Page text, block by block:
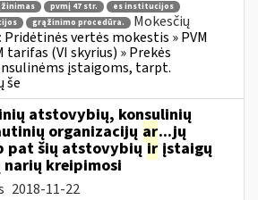
pvmį 47 str.
es institucijos
grąžinimo procedūra.
Mokesčių
Pridėtinės vertės mokestis » PVM
tarifas (VI skyrius) » Prekės
įstaigoms, tarpt.
še
atstovybių, konsulinių
organizacijų ar...jų
pat šių atstovybiųir įstaigų
narių kreipimosi
2018-11-22